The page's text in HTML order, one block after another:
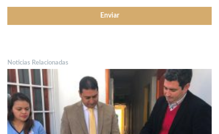
Noticias Relacionadas